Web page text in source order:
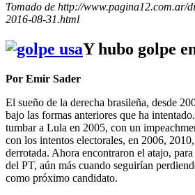
Tomado de http://www.pagina12.com.ar/
2016-08-31.html
Y hubo golpe
Por Emir Sader
El sueño de la derecha brasileña, desde
bajo las formas anteriores que ha
tumbar a Lula en 2005, con un
con los intentos electorales, en 2006,
derrotada. Ahora encontraron el atajo,
del PT, aún más cuando seguirían
como próximo candidato.